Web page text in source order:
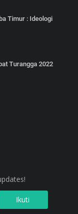
Timur : Ideologi
Turangga 2022